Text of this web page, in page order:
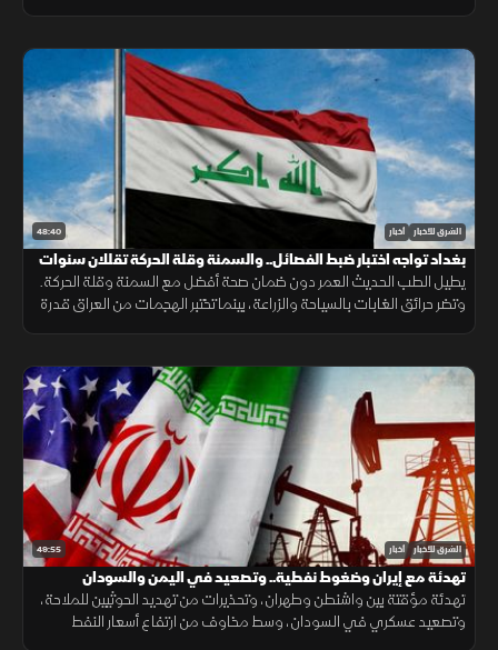
48:40 الشرق للأخبار أخبار
بغداد تواجه اختبار ضبط الفصائل.. والسمنة وقلة الحركة تقللان سنوات
الصحة
يطيل الطب الحديث العمر دون ضمان صحة أفضل مع السمنة وقلة الحركة.
وتضر حرائق الغابات بالسياحة والزراعة، بينما تختبر الهجمات من العراق قدرة
49:55 الشرق للأخبار أخبار
تهدئة مع إيران وضغوط نفطية.. وتصعيد في اليمن والسودان
تهدئة مؤقتة بين واشنطن وطهران، وتحذيرات من تهديد الحوثيين للملاحة،
وتصعيد عسكري في السودان، وسط مخاوف من ارتفاع أسعار النفط